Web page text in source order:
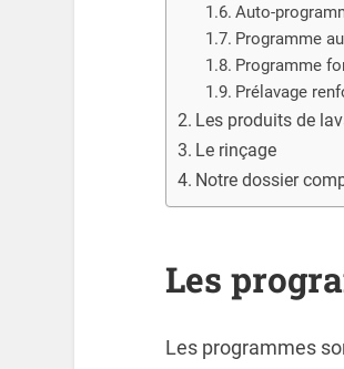
Auto-
Programme
Programme
Prélavage
Les produits de
Le rinçage
Notre dossier
Les
Les programmes